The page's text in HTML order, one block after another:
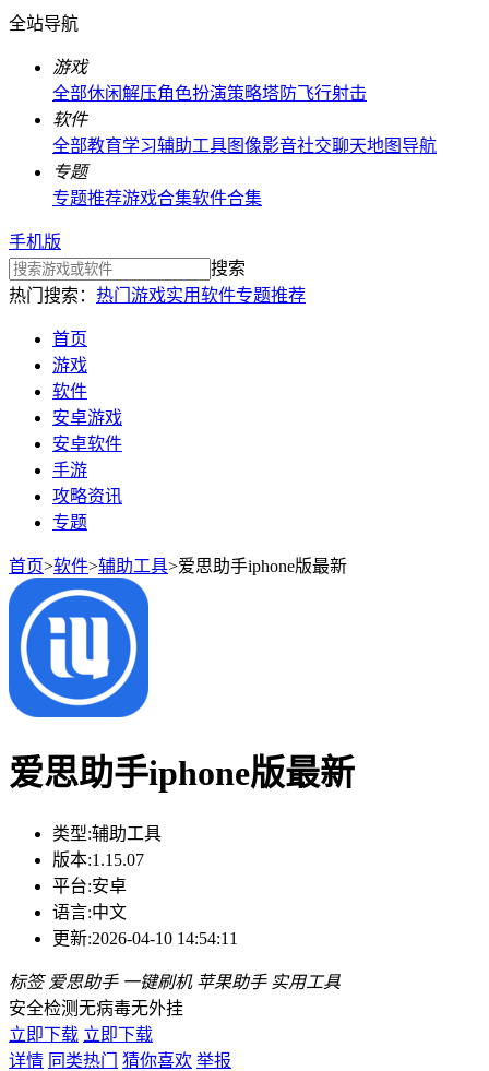
全站导航
游戏
全部休闲解压角色扮演策略塔防飞行射击
软件
全部教育学习辅助工具图像影音社交聊天地图导航
专题
专题推荐游戏合集软件合集
手机版
搜索
热门搜索： 热门游戏实用软件专题推荐
首页
游戏
软件
安卓游戏
安卓软件
手游
攻略资讯
专题
首页>软件>辅助工具>爱思助手iphone版最新
爱思助手iphone版最新
类型:辅助工具
版本:1.15.07
平台:安卓
语言:中文
更新:2026-04-10 14:54:11
标签 爱思助手 一键刷机 苹果助手 实用工具
安全检测无病毒无外挂
立即下载 立即下载
详情 同类热门 猜你喜欢 举报